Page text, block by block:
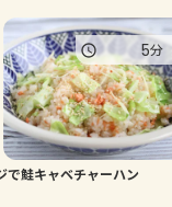
で鮭キャベチャーハン
5分